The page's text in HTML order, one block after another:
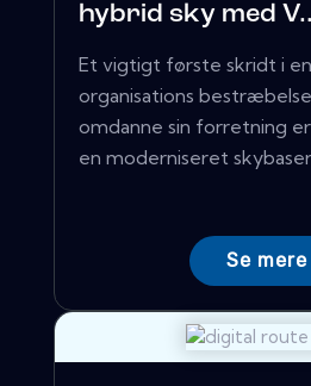
hybrid sky med
Et vigtigt første skridt i
organisations
omdanne sin forretning
en moderniseret
Se mere